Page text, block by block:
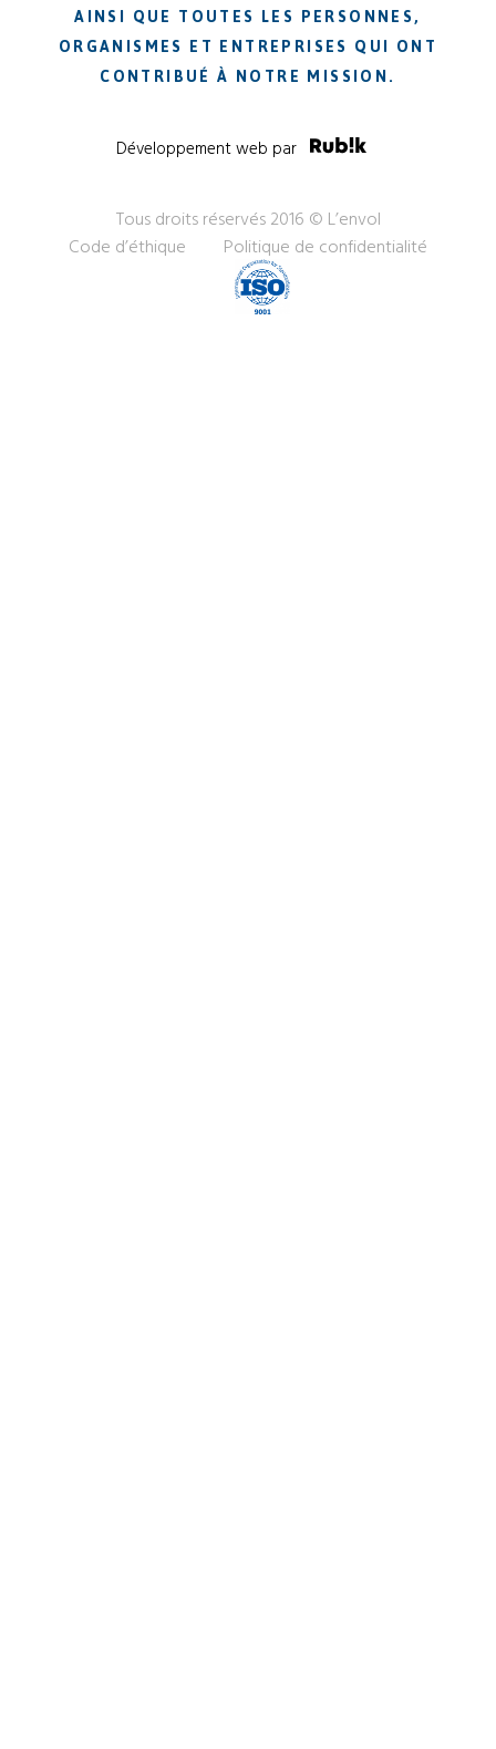
AINSI QUE TOUTES LES PERSONNES,
ORGANISMES ET ENTREPRISES QUI ONT
CONTRIBUÉ À NOTRE MISSION.
Développement web par
Tous droits réservés 2016 © L’envol
Code d’éthique
Politique de confidentialité